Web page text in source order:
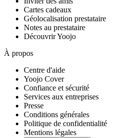
Cartes cadeaux
Géolocalisation prestataire
Notes au prestataire
Découvrir Yoojo
À propos
Centre d'aide
Yoojo Cover
Confiance et sécurité
Services aux entreprises
Presse
Conditions générales
Politique de confidentialité
Mentions légales